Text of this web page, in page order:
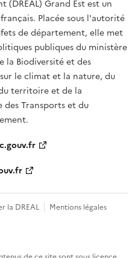
(DREAL) Grand Est est un
Placée sous l'autorité
de département, elle met
publiques du ministère
la Biodiversité et des
le climat et la nature, du
territoire et de la
Transports et du
la DREAL
Mentions légales